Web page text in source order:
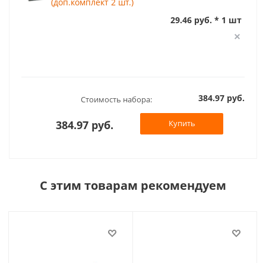
29.46 руб. * 1 шт
Стоимость набора: 384.97 руб.
384.97 руб. Купить
С этим товарам рекомендуем